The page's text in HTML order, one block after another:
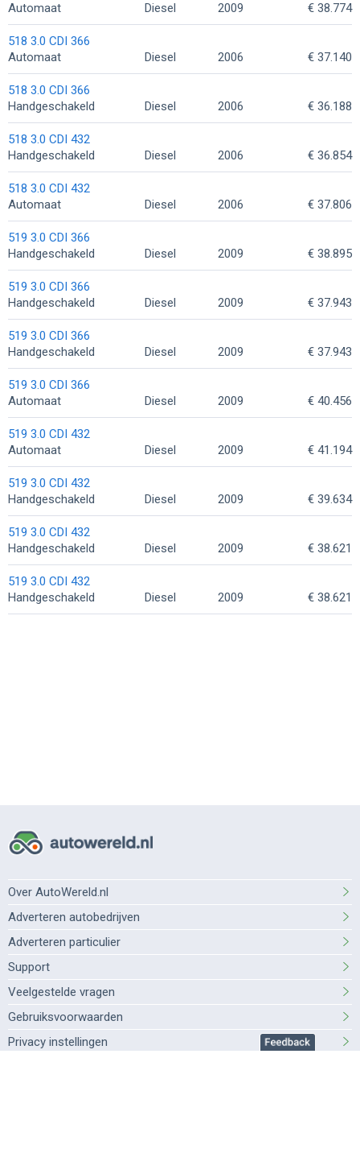
Automaat
Diesel 2009 € 38.774
518 3.0 CDI 366
Automaat
Diesel 2006 € 37.140
518 3.0 CDI 366
Handgeschakeld
Diesel 2006 € 36.188
518 3.0 CDI 432
Handgeschakeld
Diesel 2006 € 36.854
518 3.0 CDI 432
Automaat
Diesel 2006 € 37.806
519 3.0 CDI 366
Handgeschakeld
Diesel 2009 € 38.895
519 3.0 CDI 366
Handgeschakeld
Diesel 2009 € 37.943
519 3.0 CDI 366
Handgeschakeld
Diesel 2009 € 37.943
519 3.0 CDI 366
Automaat
Diesel 2009 € 40.456
519 3.0 CDI 432
Automaat
Diesel 2009 € 41.194
519 3.0 CDI 432
Handgeschakeld
Diesel 2009 € 39.634
519 3.0 CDI 432
Handgeschakeld
Diesel 2009 € 38.621
519 3.0 CDI 432
Handgeschakeld
Diesel 2009 € 38.621
Over AutoWereld.nl
Adverteren autobedrijven
Adverteren particulier
Support
Veelgestelde vragen
Gebruiksvoorwaarden
Privacy instellingen